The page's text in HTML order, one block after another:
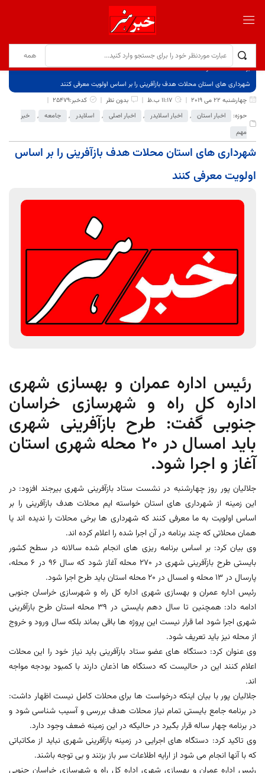
برگ نخست
نوشته‌ها
شهرداری های استان محلات هدف بازآفرینی را بر اساس اولویت معرفی کنند
چهارشنبه 22 می 2019
11:17 ب.ظ بدون نظر
کدخبر:25479
حوزه:
اخبار استان , اخبار اسلایدر , اخبار اصلی , اسلایدر , جامعه ,
خبر
مهم
شهرداری های استان محلات هدف بازآفرینی را بر اساس
اولویت معرفی کنند
رئیس اداره عمران و بهسازی شهری
اداره کل راه و شهرسازی خراسان
جنوبی گفت: طرح بازآفرینی شهری
باید امسال در 20 محله شهری استان
آغاز و اجرا شود.
جلالیان پور روز چهارشنبه در نشست ستاد بازآفرینی شهری بیرجند افزود: در
این زمینه از شهرداری های استان خواسته ایم محلات هدف بازآفرینی را بر
اساس اولویت به ما معرفی کنند که شهرداری ها برخی محلات را ندیده اند یا
همان محلاتی که چند برنامه در آن اجرا شده را اعلام کرده اند.
وی بیان کرد: بر اساس برنامه ریزی های انجام شده سالانه در سطح کشور
بایستی طرح بازآفرینی شهری در 270 محله آغاز شود که سال 96 در 6 محله،
پارسال در 13 محله و امسال در 20 محله استان باید طرح اجرا شود.
رئیس اداره عمران و بهسازی شهری اداره کل راه و شهرسازی خراسان جنوبی
ادامه داد: همچنین تا سال دهم بایستی در 39 محله استان طرح بازآفرینی
شهری اجرا شود اما قرار نیست این پروژه ها باقی بماند بلکه سال ورود و خروج
از محله نیز باید تعریف شود.
وی عنوان کرد: دستگاه های عضو ستاد بازآفرینی باید نیاز خود را این محلات
اعلام کنند این در حالیست که دستگاه ها اذعان دارند با کمبود بودجه مواجه
اند.
جلالیان پور با بیان اینکه درخواست ها برای محلات کامل نیست اظهار داشت:
در برنامه جامع بایستی تمام نیاز محلات هدف بررسی و آسیب شناسی شود و
در برنامه چهار ساله قرار بگیرد در حالیکه در این زمینه ضعف وجود دارد.
وی تاکید کرد: دستگاه های اجرایی در زمینه بازآفرینی شهری نباید از مکاتباتی
که با آنها انجام می شود از ارایه اطلاعات سر باز بزنند و بی توجه باشند.